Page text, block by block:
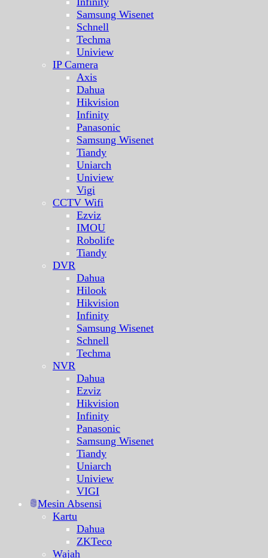
Samsung Wisenet
Schnell
Techma
Uniview
IP Camera
Axis
Dahua
Hikvision
Infinity
Panasonic
Samsung Wisenet
Tiandy
Uniarch
Uniview
Vigi
CCTV Wifi
Ezviz
IMOU
Robolife
Tiandy
DVR
Dahua
Hilook
Hikvision
Infinity
Samsung Wisenet
Schnell
Techma
NVR
Dahua
Ezviz
Hikvision
Infinity
Panasonic
Samsung Wisenet
Tiandy
Uniarch
Uniview
VIGI
Mesin Absensi
Kartu
Dahua
ZKTeco
Wajah